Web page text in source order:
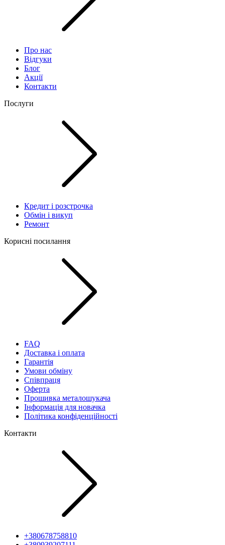
Про нас
Відгуки
Блог
Акції
Контакти
Послуги
Кредит і розстрочка
Обмін і викуп
Ремонт
Корисні посилання
FAQ
Доставка і оплата
Гарантія
Умови обміну
Співпраця
Оферта
Прошивка металошукача
Інформація для новачка
Політика конфіденційності
Контакти
+380678758810